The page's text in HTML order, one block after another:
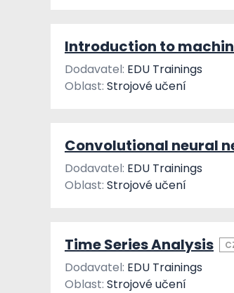
Introduction to
Dodavatel: EDU Trainings
Oblast: Strojové učení
Convolutional neural
Dodavatel: EDU Trainings
Oblast: Strojové učení
Time Series Analysis
Dodavatel: EDU Trainings
Oblast: Strojové učení